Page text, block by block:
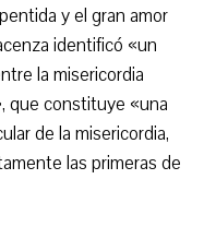
y el gran amor
identificó «un
la misericordia
que constituye «una
de la misericordia,
las primeras de